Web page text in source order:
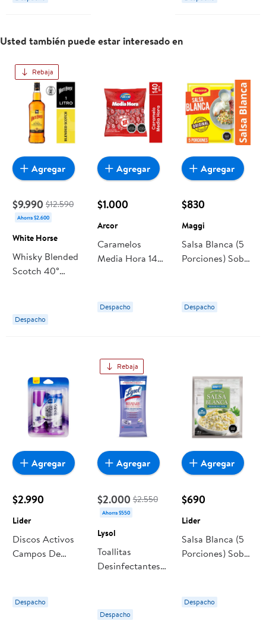
Usted también puede estar interesado en
Rebaja
$9.990 $12.590
Ahorra $2.600
White Horse
Whisky Blended
Scotch 40°
Despacho
Agregar
$1.000
Arcor
Caramelos
Media Hora 140
Despacho
Agregar
$830
Maggi
Salsa Blanca (5
Porciones) Sobre
Despacho
Agregar
$2.990
Lider
Discos Activos
Campos De
Lider
Despacho
Agregar
Rebaja
$2.000 $2.550
Ahorra $550
Lysol
Toallitas
Desinfectantes
Resellable 36 Un
Lysol
Despacho
Agregar
$690
Lider
Salsa Blanca (5
Porciones) Sobre
Despacho
Agregar